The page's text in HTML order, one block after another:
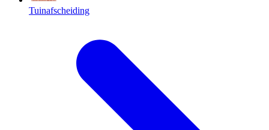
Tuinafscheiding